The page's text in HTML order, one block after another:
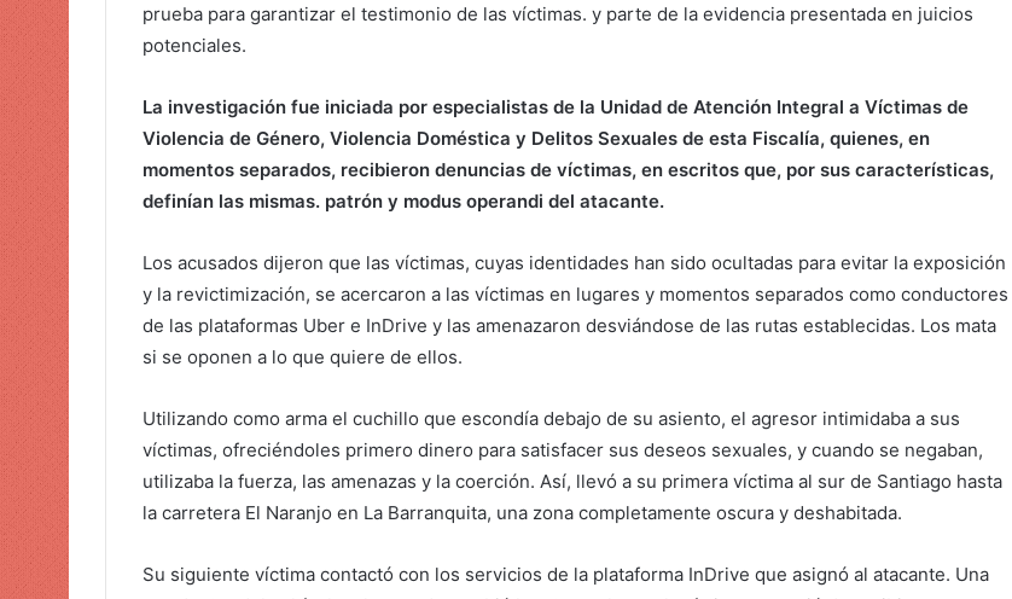
r
i
c
o
prueba para garantizar el testimonio de las víctimas. y parte de la evidencia presentada en juicios
potenciales.
La investigación fue iniciada por especialistas de la Unidad de Atención Integral a Víctimas de
Violencia de Género, Violencia Doméstica y Delitos Sexuales de esta Fiscalía, quienes, en
momentos separados, recibieron denuncias de víctimas, en escritos que, por sus características,
definían las mismas. patrón y modus operandi del atacante.
Los acusados ​​dijeron que las víctimas, cuyas identidades han sido ocultadas para evitar la exposición
y la revictimización, se acercaron a las víctimas en lugares y momentos separados como conductores
de las plataformas Uber e InDrive y las amenazaron desviándose de las rutas establecidas. Los mata
si se oponen a lo que quiere de ellos.
Utilizando como arma el cuchillo que escondía debajo de su asiento, el agresor intimidaba a sus
víctimas, ofreciéndoles primero dinero para satisfacer sus deseos sexuales, y cuando se negaban,
utilizaba la fuerza, las amenazas y la coerción. Así, llevó a su primera víctima al sur de Santiago hasta
la carretera El Naranjo en La Barranquita, una zona completamente oscura y deshabitada.
Su siguiente víctima contactó con los servicios de la plataforma InDrive que asignó al atacante. Una